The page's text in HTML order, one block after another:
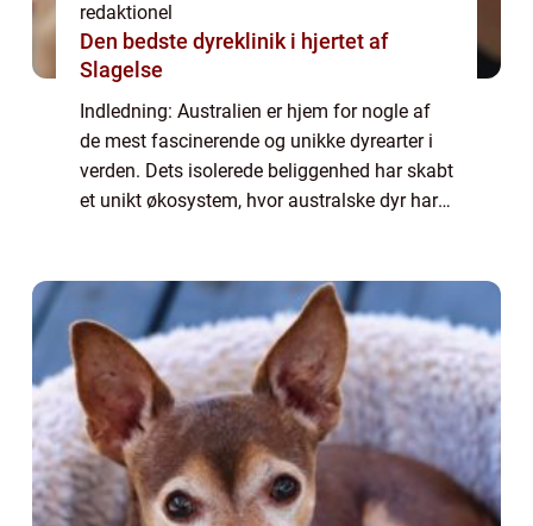
redaktionel
Den bedste dyreklinik i hjertet af
Slagelse
Indledning: Australien er hjem for nogle af
de mest fascinerende og unikke dyrearter i
verden. Dets isolerede beliggenhed har skabt
et unikt økosystem, hvor australske dyr har